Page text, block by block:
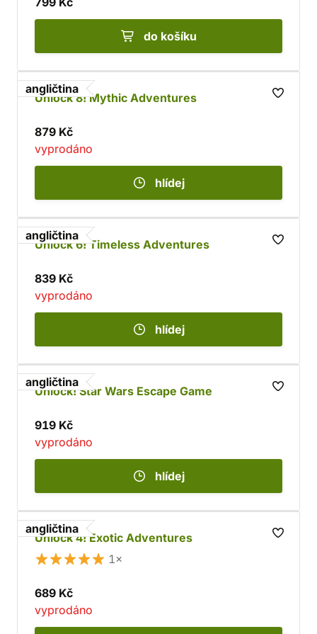
do košíku
angličtina
Unlock 8! Mythic Adventures
879 Kč
vyprodáno
hlídej
angličtina
Unlock 6! Timeless Adventures
839 Kč
vyprodáno
hlídej
angličtina
Unlock! Star Wars Escape Game
919 Kč
vyprodáno
hlídej
angličtina
Unlock 4! Exotic Adventures
1×
689 Kč
vyprodáno